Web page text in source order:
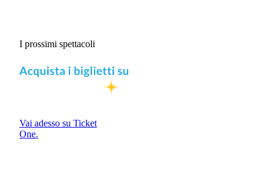
I prossimi spettacoli
Vai adesso su Ticket
One.